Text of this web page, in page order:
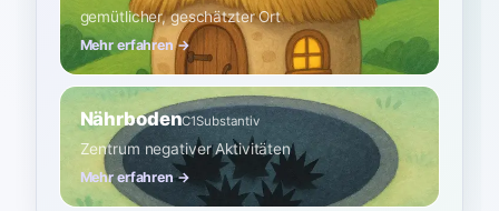
gemütlicher, geschätzter Ort
Mehr erfahren →
NährbodenC1Substantiv
Zentrum negativer Aktivitäten
Mehr erfahren →